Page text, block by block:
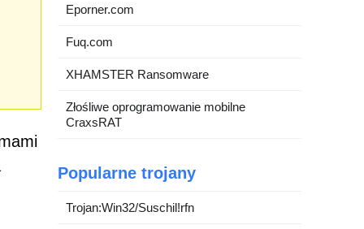
Eporner.com
Fuq.com
XHAMSTER Ransomware
Złośliwe oprogramowanie mobilne
CraxsRAT
Popularne trojany
Trojan:Win32/Suschil!rfn